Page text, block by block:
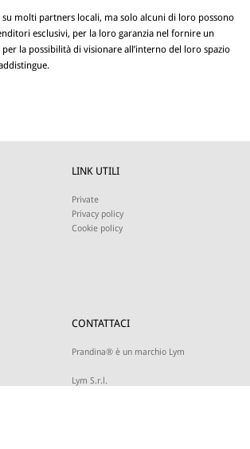
molti partners locali, ma solo alcuni di loro possono
esclusivi, per la loro garanzia nel fornire un
la possibilità di visionare all’interno del loro spazio
LINK UTILI
Private
Privacy policy
Cookie policy
CONTATTACI
Prandina® è un marchio Lym
Lym S.r.l.